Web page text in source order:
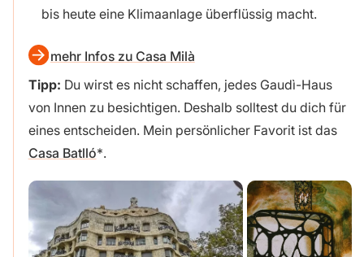
bis heute eine Klimaanlage überflüssig macht.
mehr Infos zu Casa Milà
Tipp: Du wirst es nicht schaffen, jedes Gaudì-Haus
von Innen zu besichtigen. Deshalb solltest du dich für
eines entscheiden. Mein persönlicher Favorit ist das
Casa Batlló .